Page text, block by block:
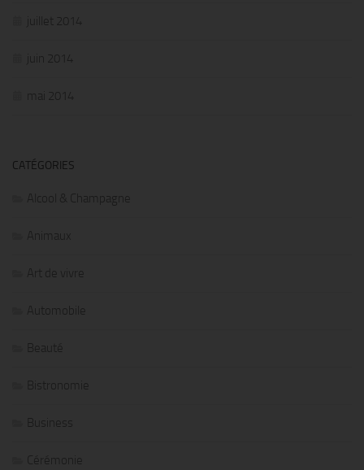
juillet 2014
juin 2014
mai 2014
CATÉGORIES
Alcool & Champagne
Animaux
Art de vivre
Automobile
Beauté
Bistronomie
Business
Cérémonie